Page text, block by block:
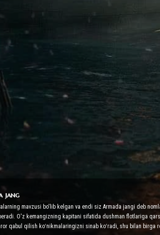
jang
mavzusi bo'lib kelgan va endi siz Armada jangi deb
O'z kemangizning kapitani sifatida dushman flotlariga
qabul qilish koʻnikmalaringizni sinab koʻradi, shu bilan